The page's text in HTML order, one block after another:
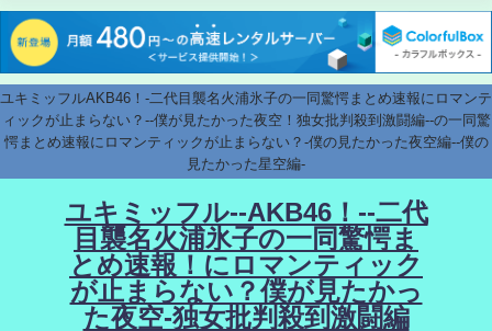
ユキミッフルAKB46！-二代目襲名火浦氷子の一同驚愕まとめ速報にロマンテ
ィックが止まらない？--僕が見たかった夜空！独女批判殺到激闘編--の一同驚
愕まとめ速報にロマンティックが止まらない？-僕の見たかった夜空編--僕の
見たかった星空編-
ユキミッフル--AKB46！--二代
目襲名火浦氷子の一同驚愕ま
とめ速報！にロマンティック
が止まらない？僕が見たかっ
た夜空-独女批判殺到激闘編